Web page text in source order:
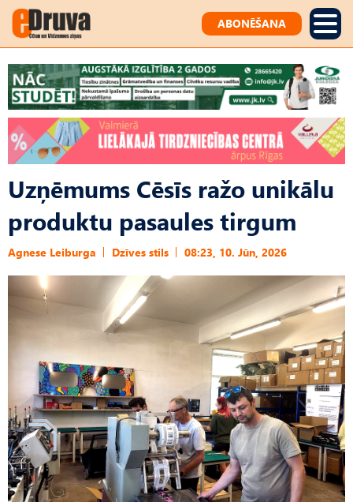
ABONĒŠANA
Uzņēmums Cēsīs ražo unikālu
produktu pasaules tirgum
Agnese Leiburga Dzīves stils 08:23, 10. Jūn, 2026